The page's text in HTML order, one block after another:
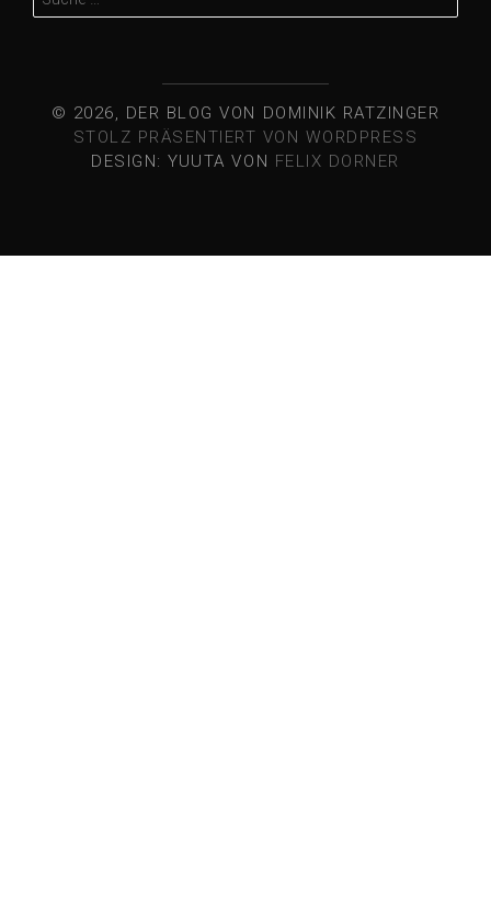
nach:
© 2026, DER BLOG VON DOMINIK RATZINGER
STOLZ PRÄSENTIERT VON WORDPRESS
DESIGN: YUUTA VON FELIX DORNER